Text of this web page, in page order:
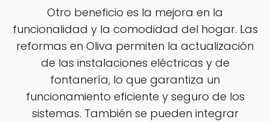
Otro beneficio es la mejora en la
funcionalidad y la comodidad del hogar. Las
reformas en Oliva permiten la actualización
de las instalaciones eléctricas y de
fontanería, lo que garantiza un
funcionamiento eficiente y seguro de los
sistemas. También se pueden integrar